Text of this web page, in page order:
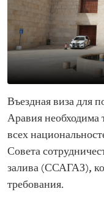
Въездная виза для
Аравия необходима
всех
Совета
залива (ССАГАЗ),
требования.